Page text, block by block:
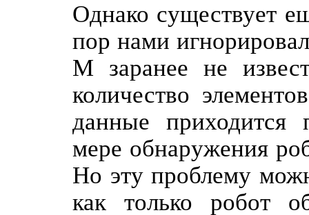
Однако существует
пор нами
Μ заранее не
количество
данные приходится
мере обнаружения
Но эту проблему
как только робот